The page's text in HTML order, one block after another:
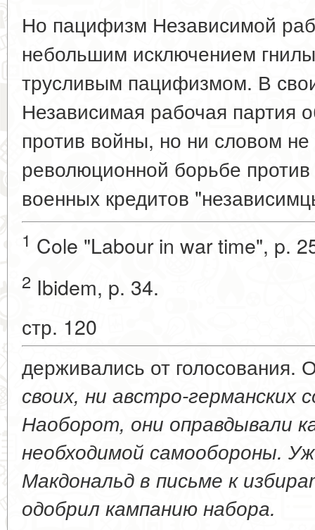
Но пацифизм Независимой
небольшим исключением
трусливым пацифизмом. В
Независимая рабочая партия
против войны, но ни словом
революционной борьбе
военных кредитов
1 Cole "Labour in war time", p.
2 Ibidem, p. 34.
стр. 120
держивались от голосования.
своих, ни австро-германских
Наоборот, они оправдывали
необходимой самообороны.
Макдональд в письме к
одобрил кампанию набора.